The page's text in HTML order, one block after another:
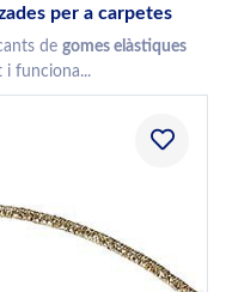
per a carpetes
de gomes elàstiques
i funciona...